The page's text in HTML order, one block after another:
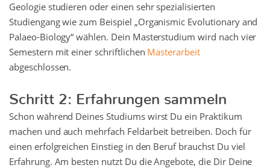
Geologie studieren oder einen sehr spezialisierten
Studiengang wie zum Beispiel „Organismic Evolutionary and
Palaeo-Biology“ wählen. Dein Masterstudium wird nach vier
Semestern mit einer schriftlichen Masterarbeit
abgeschlossen.
Schritt 2: Erfahrungen sammeln
Schon während Deines Studiums wirst Du ein Praktikum
machen und auch mehrfach Feldarbeit betreiben. Doch für
einen erfolgreichen Einstieg in den Beruf brauchst Du viel
Erfahrung. Am besten nutzt Du die Angebote, die Dir Deine